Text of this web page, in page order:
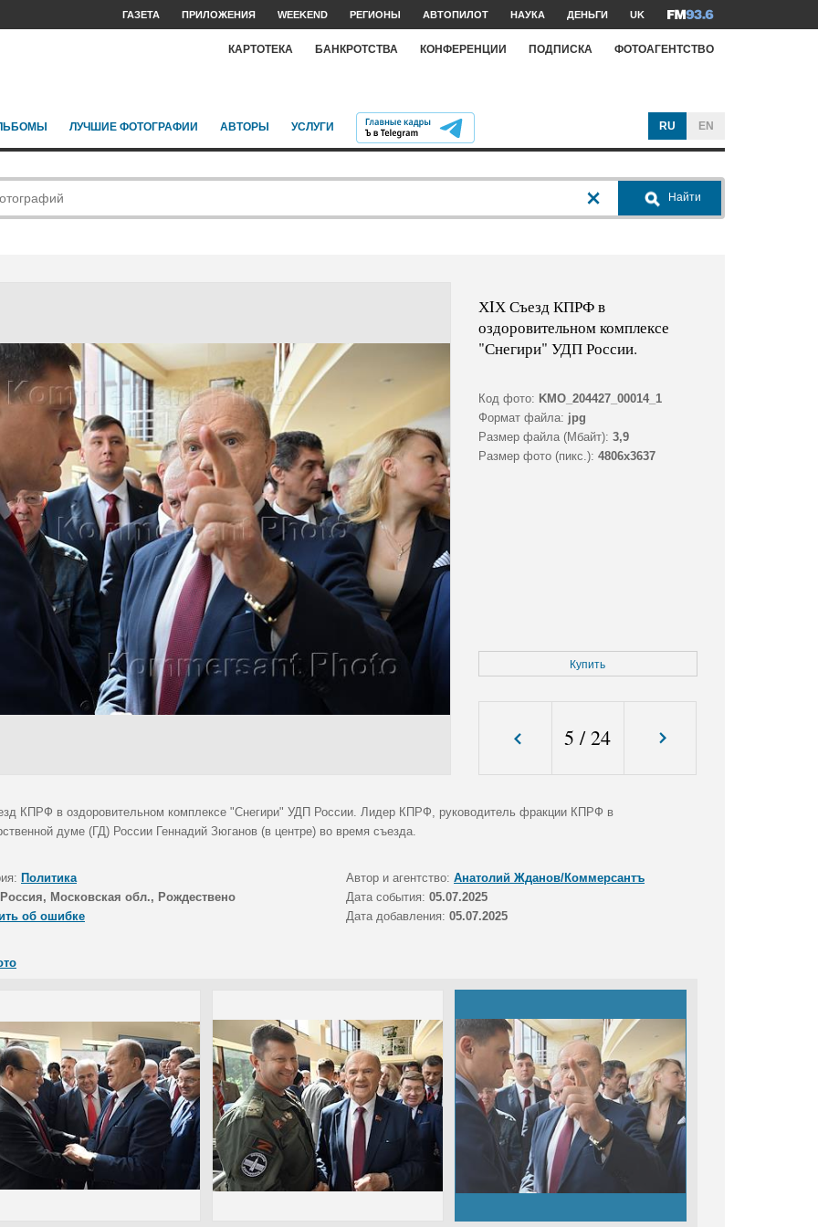
ГАЗЕТА ПРИЛОЖЕНИЯ WEEKEND РЕГИОНЫ АВТОПИЛОТ НАУКА ДЕНЬГИ UK
КАРТОТЕКА БАНКРОТСТВА КОНФЕРЕНЦИИ ПОДПИСКА ФОТОАГЕНТСТВО
ЛУЧШИЕ ФОТОГРАФИИ АВТОРЫ УСЛУГИ RU EN
Найти
ХIХ Съезд КПРФ в
оздоровительном комплексе
"Снегири" УДП России.
Код фото: KMO_204427_00014_1
Формат файла: jpg
Размер файла (Мбайт): 3,9
Размер фото (пикс.): 4806x3637
Купить
5 /24
КПРФ в оздоровительном комплексе "Снегири" УДП России. Лидер КПРФ, руководитель фракции КПРФ в
думе (ГД) России Геннадий Зюганов (в центре) во время съезда.
Политика Автор и агентство: Анатолий Жданов/Коммерсантъ
Россия, Московская обл., Рождествено Дата события: 05.07.2025
об ошибке
Дата добавления: 05.07.2025